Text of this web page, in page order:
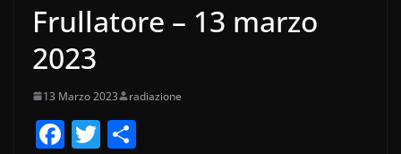
Frullatore – 13 marzo
2023
13 Marzo 2023 radiazione
F T